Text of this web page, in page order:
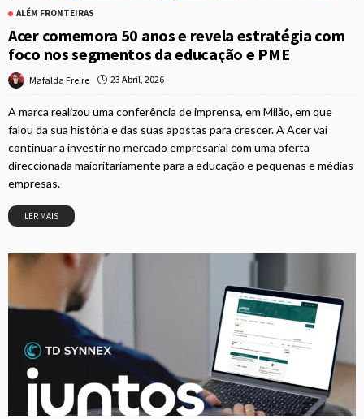
ALÉM FRONTEIRAS
Acer comemora 50 anos e revela estratégia com
foco nos segmentos da educação e PME
Mafalda Freire 23 Abril, 2026
A marca realizou uma conferência de imprensa, em Milão, em que
falou da sua história e das suas apostas para crescer. A Acer vai
continuar a investir no mercado empresarial com uma oferta
direccionada maioritariamente para a educação e pequenas e médias
empresas.
LER MAIS